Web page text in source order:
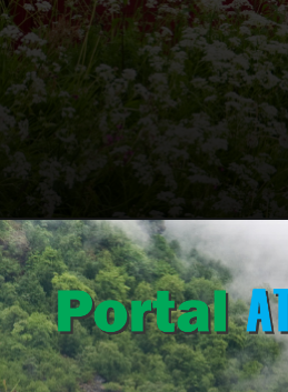
Opening